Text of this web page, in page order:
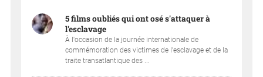
5 films oubliés qui ont osé s'attaquer à
l'esclavage
À l'occasion de la journée internationale de
commémoration des victimes de l'esclavage et de la
traite transatlantique des ...